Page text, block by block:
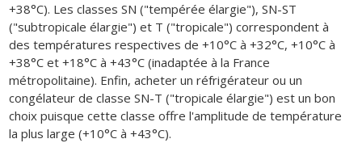
+38°C). Les classes SN ("tempérée élargie"), SN-ST
("subtropicale élargie") et T ("tropicale") correspondent à
des températures respectives de +10°C à +32°C, +10°C à
+38°C et +18°C à +43°C (inadaptée à la France
métropolitaine). Enfin, acheter un réfrigérateur ou un
congélateur de classe SN-T ("tropicale élargie") est un bon
choix puisque cette classe offre l'amplitude de température
la plus large (+10°C à +43°C).